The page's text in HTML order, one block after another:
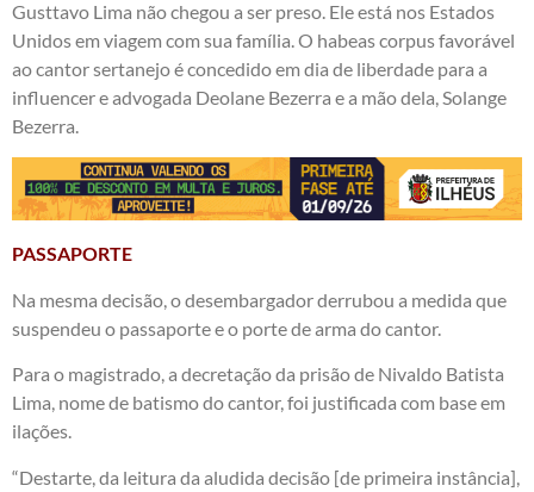
Gusttavo Lima não chegou a ser preso. Ele está nos Estados
Unidos em viagem com sua família. O habeas corpus favorável
ao cantor sertanejo é concedido em dia de liberdade para a
influencer e advogada Deolane Bezerra e a mão dela, Solange
Bezerra.
PASSAPORTE
Na mesma decisão, o desembargador derrubou a medida que
suspendeu o passaporte e o porte de arma do cantor.
Para o magistrado, a decretação da prisão de Nivaldo Batista
Lima, nome de batismo do cantor, foi justificada com base em
ilações.
“Destarte, da leitura da aludida decisão [de primeira instância],